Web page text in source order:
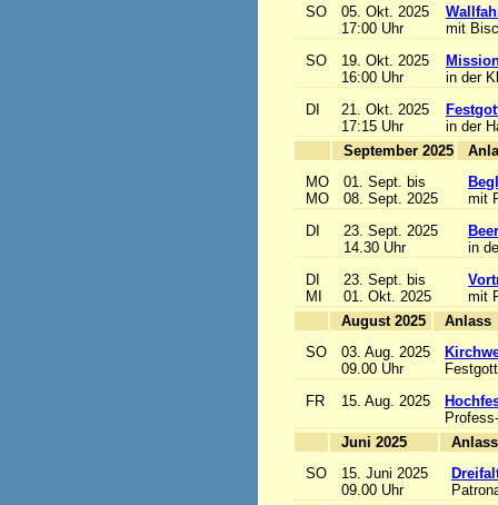
SO
05. Okt. 2025
17:00 Uhr
mit
SO
19. Okt. 2025
16:00 Uhr
in der
DI
21. Okt. 2025
17:15 Uhr
in der
September 2025
MO
MO
01. Sept. bis
08. Sept. 2025
mit
DI
23. Sept. 2025
14.30 Uhr
in
DI
MI
23. Sept. bis
01. Okt. 2025
mit
August 2025
SO
03. Aug. 2025
09.00 Uhr
FR
15. Aug. 2025
Juni 2025
SO
15. Juni 2025
09.00 Uhr